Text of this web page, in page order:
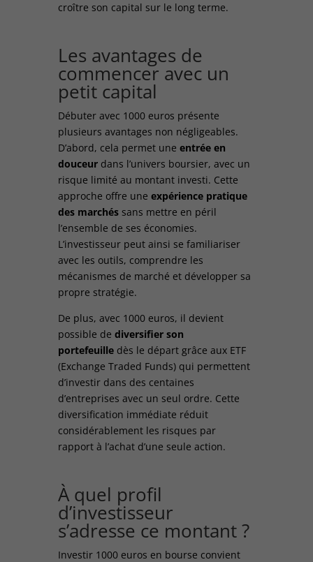
croître son capital sur le long terme.
Les avantages de
commencer avec un
petit capital
Débuter avec 1000 euros présente
plusieurs avantages non négligeables.
D’abord, cela permet une entrée en
douceur dans l’univers boursier, avec un
risque limité au montant investi. Cette
approche offre une expérience pratique
des marchés sans mettre en péril
l’ensemble de ses économies.
L’investisseur peut ainsi se familiariser
avec les outils, comprendre les
mécanismes de marché et développer sa
propre stratégie.
De plus, avec 1000 euros, il devient
possible de diversifier son
portefeuille dès le départ grâce aux ETF
(Exchange Traded Funds) qui permettent
d’investir dans des centaines
d’entreprises avec un seul ordre. Cette
diversification immédiate réduit
considérablement les risques par
rapport à l’achat d’une seule action.
À quel profil
d’investisseur
s’adresse ce montant ?
Investir 1000 euros en bourse convient